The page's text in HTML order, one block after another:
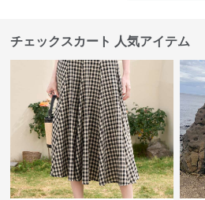
チェックスカート 人気アイテム